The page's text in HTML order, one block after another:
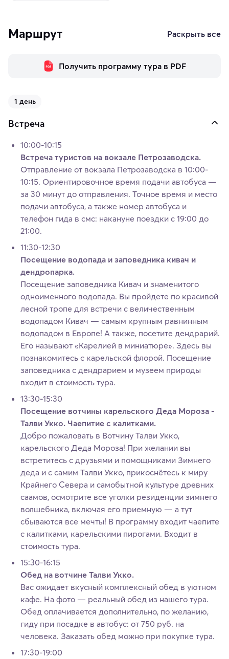
Маршрут Раскрыть все
Получить программу тура в PDF
1 день
Встреча
10:00-10:15
Встреча туристов на вокзале Петрозаводска.
Отправление от вокзала Петрозаводска в 10:00-
10:15. Ориентировочное время подачи автобуса —
за 30 минут до отправления. Точное время и место
подачи автобуса, а также номер автобуса и
телефон гида в смс: накануне поездки с 19:00 до
21:00.
11:30-12:30
Посещение водопада и заповедника кивач и
дендропарка.
Посещение заповедника Кивач и знаменитого
одноименного водопада. Вы пройдете по красивой
лесной тропе для встречи с величественным
водопадом Кивач — самым крупным равнинным
водопадом в Европе! А также, посетите дендрарий.
Его называют «Карелией в миниатюре». Здесь вы
познакомитесь с карельской флорой. Посещение
заповедника с дендрарием и музеем природы
входит в стоимость тура.
13:30-15:30
Посещение вотчины карельского Деда Мороза -
Талви Укко. Чаепитие с калитками.
Добро пожаловать в Вотчину Талви Укко,
карельского Деда Мороза! При желании вы
встретитесь с друзьями и помощниками Зимнего
деда и с самим Талви Укко, прикоснётесь к миру
Крайнего Севера и самобытной культуре древних
саамов, осмотрите все уголки резиденции зимнего
волшебника, включая его приемную — а тут
сбываются все мечты! В программу входит чаепите
с калитками, карельскими пирогами. Входит в
стоимость тура.
15:30-16:15
Обед на вотчине Талви Укко.
Вас ожидает вкусный комплексный обед в уютном
кафе. На фото — реальный обед из нашего тура.
Обед оплачивается дополнительно, по желанию,
гиду при посадке в автобус: от 750 руб. на
человека. Заказать обед можно при покупке тура.
17:30-19:00